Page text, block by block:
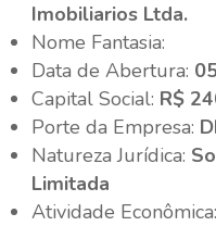
Imobiliarios Ltda.
Nome Fantasia:
Data de Abertura:
Capital Social: R$
Porte da Empresa:
Natureza Jurídica:
Limitada
Atividade